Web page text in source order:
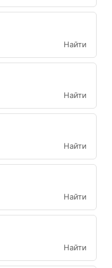
Найти
Найти
Найти
Найти
Найти